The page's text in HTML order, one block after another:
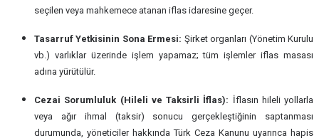
seçilen veya mahkemece atanan iflas idaresine geçer.
Tasarruf Yetkisinin Sona Ermesi: Şirket organları (Yönetim Kurulu
vb.) varlıklar üzerinde işlem yapamaz; tüm işlemler iflas masası
adına yürütülür.
Cezai Sorumluluk (Hileli ve Taksirli İflas): İflasın hileli yollarla
veya ağır ihmal (taksir) sonucu gerçekleştiğinin saptanması
durumunda, yöneticiler hakkında Türk Ceza Kanunu uyarınca hapis